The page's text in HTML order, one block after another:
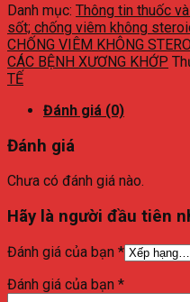
Danh mục: Thông tin thuốc
sốt; chống viêm không
CHỐNG VIÊM KHÔNG
CÁC BỆNH XƯƠNG KHỚP
TẾ
Đánh giá (0)
Đánh giá
Chưa có đánh giá nào.
Hãy là người đầu tiên
Đánh giá của bạn *
Đánh giá của bạn *